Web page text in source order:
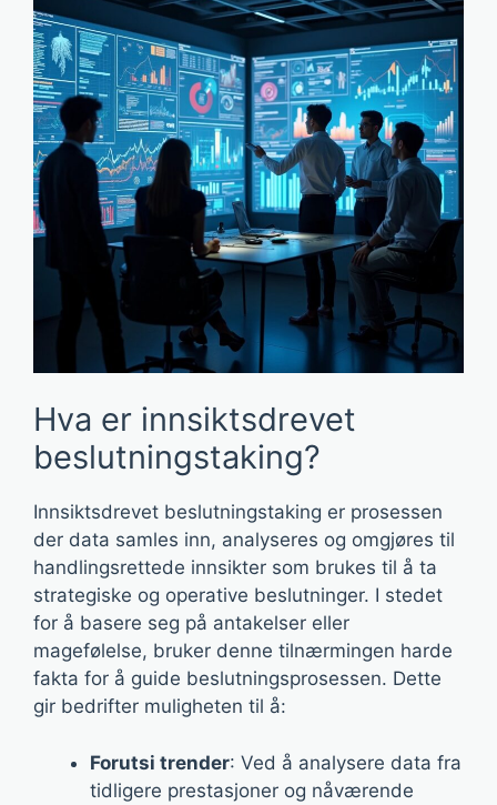
Hva er innsiktsdrevet
beslutningstaking?
Innsiktsdrevet beslutningstaking er prosessen
der data samles inn, analyseres og omgjøres til
handlingsrettede innsikter som brukes til å ta
strategiske og operative beslutninger. I stedet
for å basere seg på antakelser eller
magefølelse, bruker denne tilnærmingen harde
fakta for å guide beslutningsprosessen. Dette
gir bedrifter muligheten til å:
Forutsi trender: Ved å analysere data fra
tidligere prestasjoner og nåværende